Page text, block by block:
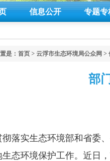
信息公开 专题专
是： 首页 > 云浮市生态环境局公众网 >
部
实生态环境部和省委、
生态环境保护工作。近日